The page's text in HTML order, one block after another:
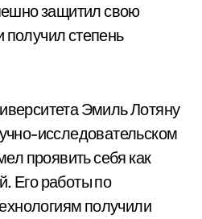
защитил свою
степень
Эмиль Лотяну
исследовательском
проявить себя как
Его работы по
получили